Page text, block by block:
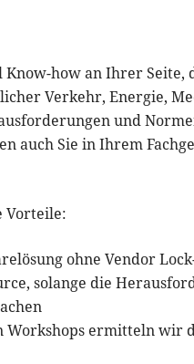
Know-how an Ihrer
Verkehr, Energie,
und
auch Sie in Ihrem
Vorteile:
ohne Vendor
solange die
ermitteln wir